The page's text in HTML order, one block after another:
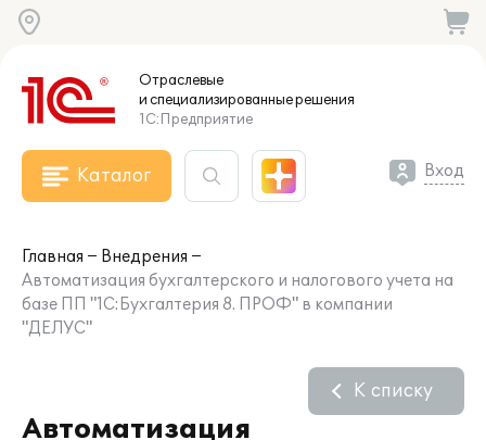
Отраслевые
и специализированныерешения
1С:Предприятие
Каталог Вход
Главная
Внедрения
Автоматизация бухгалтерского и налогового учета на
базе ПП "1С:Бухгалтерия 8. ПРОФ" в компании
"ДЕЛУС"
Автоматизация
К списку